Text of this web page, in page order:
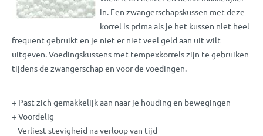
in. Een zwangerschapskussen met deze
korrel is prima als je het kussen niet heel
frequent gebruikt en je niet er niet veel geld aan uit wilt
uitgeven. Voedingskussens met tempexkorrels zijn te gebruiken
tijdens de zwangerschap en voor de voedingen.
+ Past zich gemakkelijk aan naar je houding en bewegingen
+ Voordelig
– Verliest stevigheid na verloop van tijd